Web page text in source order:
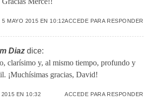
5 MAYO 2015 EN 10:12ACCEDE PARA RESPONDER
Diaz dice:
clarísimo y, al mismo tiempo, profundo y
¡Muchísimas gracias, David!
2015 EN 10:32 ACCEDE PARA RESPONDER